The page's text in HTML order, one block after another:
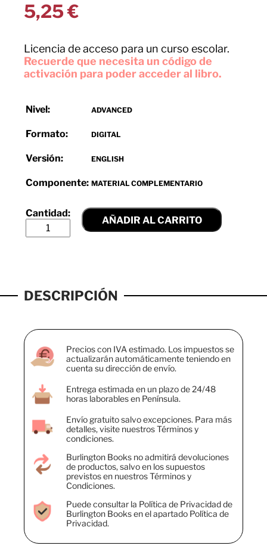
5,25€
Licencia de acceso para un curso escolar.
Recuerde que necesita un código de
activación para poder acceder al libro.
Nivel: ADVANCED
Formato: DIGITAL
Versión: ENGLISH
Componente: MATERIAL COMPLEMENTARIO
AÑADIR AL CARRITO
DESCRIPCIÓN
Precios con IVA estimado. Los impuestos se
actualizarán automáticamente teniendo en
cuenta su dirección de envío.
Entrega estimada en un plazo de 24/48
horas laborables en Península.
Envío gratuito salvo excepciones. Para más
detalles, visite nuestros Términos y
condiciones.
Burlington Books no admitirá devoluciones
de productos, salvo en los supuestos
previstos en nuestros Términos y
Condiciones.
Puede consultar la Política de Privacidad de
Burlington Books en el apartado Política de
Privacidad.